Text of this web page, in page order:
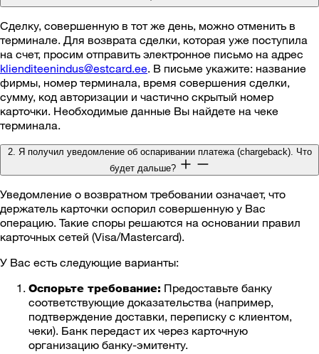
Сделку, совершенную в тот же день, можно отменить в
терминале. Для возврата сделки, которая уже поступила
на счет, просим отправить электронное письмо на адрес
klienditeenindus@estcard.ee. В письме укажите: название
фирмы, номер терминала, время совершения сделки,
сумму, код авторизации и частично скрытый номер
карточки. Необходимые данные Вы найдете на чеке
терминала.
2. Я получил уведомление об оспаривании платежа (chargeback). Что
будет дальше?
Уведомление о возвратном требовании означает, что
держатель карточки оспорил совершенную у Вас
операцию. Такие споры решаются на основании правил
карточных сетей (Visa/Mastercard).
У Вас есть следующие варианты:
Оспорьте требование: Предоставьте банку
соответствующие доказательства (например,
подтверждение доставки, переписку с клиентом,
чеки). Банк передаст их через карточную
организацию банку-эмитенту.